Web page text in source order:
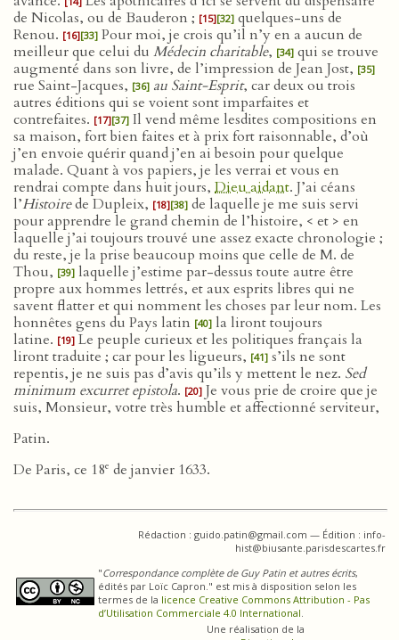
de Nicolas, ou de Bauderon ; [15][32] quelques-uns de
Renou. [16][33] Pour moi, je crois qu’il n’y en a aucun de
meilleur que celui du Médecin charitable, [34] qui se trouve
augmenté dans son livre, de l’impression de Jean Jost, [35]
rue Saint-Jacques, [36] au Saint-Esprit, car deux ou trois
autres éditions qui se voient sont imparfaites et
contrefaites. [17][37] Il vend même lesdites compositions en
sa maison, fort bien faites et à prix fort raisonnable, d’où
j’en envoie quérir quand j’en ai besoin pour quelque
malade. Quant à vos papiers, je les verrai et vous en
rendrai compte dans huit jours, Dieu aidant. J’ai céans
l’Histoirede Dupleix, [18][38] de laquelle je me suis servi
pour apprendre le grand chemin de l’histoire, < et > en
laquelle j’ai toujours trouvé une assez exacte chronologie ;
du reste, je la prise beaucoup moins que celle de M. de
Thou, [39] laquelle j’estime par-dessus toute autre être
propre aux hommes lettrés, et aux esprits libres qui ne
savent flatter et qui nomment les choses par leur nom. Les
honnêtes gens du Pays latin [40] la liront toujours
latine. [19] Le peuple curieux et les politiques français la
liront traduite ; car pour les ligueurs, [41] s’ils ne sont
repentis, je ne suis pas d’avis qu’ils y mettent le nez. Sed
minimum excurret epistola. [20] Je vous prie de croire que je
suis, Monsieur, votre très humble et affectionné serviteur,
Patin.
De Paris, ce 18e de janvier 1633.
Rédaction : guido.patin@gmail.com — Édition : info-
hist@biusante.parisdescartes.fr
"Correspondance complète de Guy Patin et autres écrits,
édités par Loïc Capron." est mis à disposition selon les
termes de la licence Creative Commons Attribution - Pas
d’Utilisation Commerciale 4.0 International.
Une réalisation de la